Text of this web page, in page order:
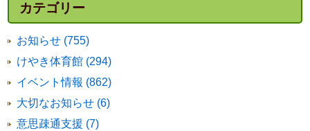
カテゴリー
お知らせ (755)
けやき体育館 (294)
イベント情報 (862)
大切なお知らせ (6)
意思疎通支援 (7)